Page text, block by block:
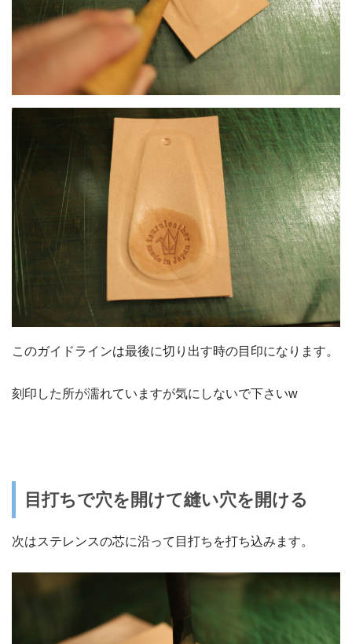
このガイドラインは最後に切り出す時の目印になります。
刻印した所が濡れていますが気にしないで下さいw
目打ちで穴を開けて縫い穴を開ける
次はステレンスの芯に沿って目打ちを打ち込みます。